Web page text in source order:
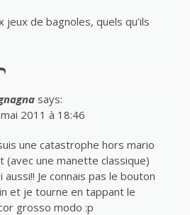
jeux de bagnoles, quels qu’ils
says:
2011 à 18:46
une catastrophe hors mario
(avec une manette classique)
aussi!! Je connais pas le bouton
et je tourne en tappant le
grosso modo :p